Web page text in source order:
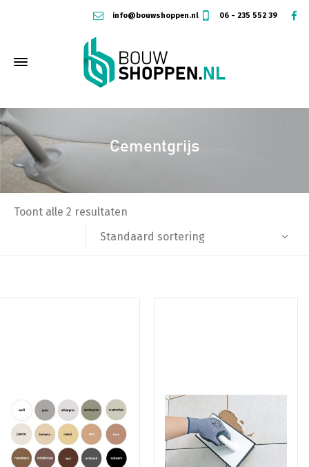
info@bouwshoppen.nl 06 - 235 552 39
Cementgrijs
Toont alle 2 resultaten
Standaard sortering